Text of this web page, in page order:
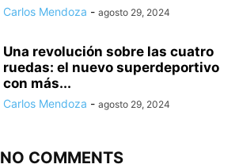
Carlos Mendoza - agosto 29, 2024
Una revolución sobre las cuatro
ruedas: el nuevo superdeportivo
con más...
Carlos Mendoza - agosto 29, 2024
NO COMMENTS